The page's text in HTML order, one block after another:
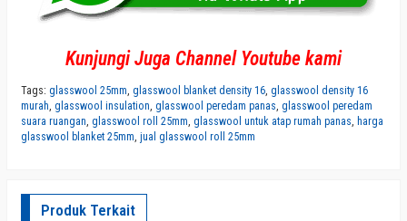
Kunjungi Juga Channel Youtube kami
Tags: glasswool 25mm glasswool blanket density 16 glasswool density 16
murah glasswool insulation glasswool peredam panas glasswool peredam
suara ruangan glasswool roll 25mm glasswool untuk atap rumah panas
harga
glasswool blanket 25mm jual glasswool roll 25mm
Produk Terkait